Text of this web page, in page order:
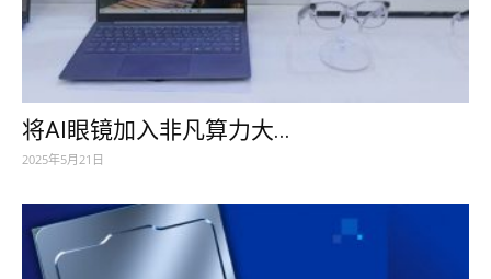
将AI眼镜加入非凡算力大...
2025年5月21日